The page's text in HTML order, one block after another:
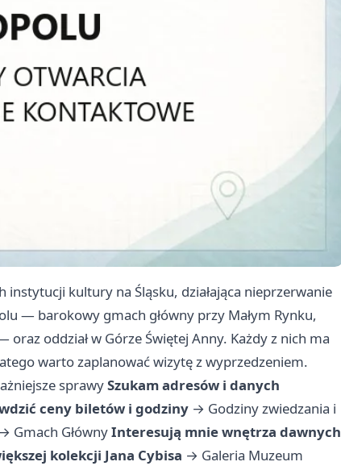
kultury na Śląsku, działająca nieprzerwanie
— barokowy gmach główny przy Małym Rynku,
oddział w Górze Świętej Anny. Każdy z nich ma
warto zaplanować wizytę z wyprzedzeniem.
sprawySzukam adresów i danych
ceny biletów i godziny → Godziny zwiedzania i
→ Gmach GłównyInteresują mnie wnętrza dawnych
kolekcji Jana Cybisa → Galeria Muzeum